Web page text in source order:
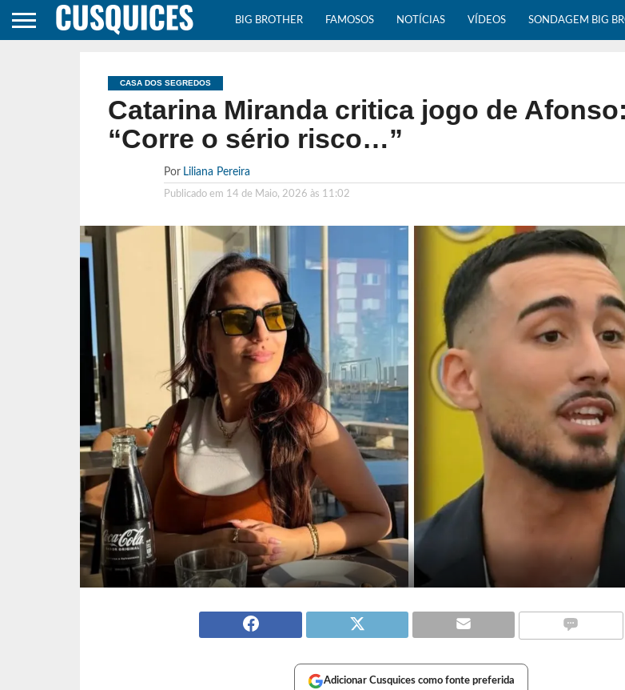
BIG BROTHER FAMOSOS NOTÍCIAS VÍDEOS SONDAGEM BIG
CASA DOS SEGREDOS
Catarina Miranda critica jogo de Afonso:
“Corre o sério risco…”
Por Liliana Pereira
Publicado em 14 de Maio, 2026 às 11:02
Adicionar Cusquices como fonte preferida